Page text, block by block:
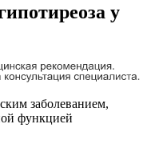
у
заболеванием,
функцией